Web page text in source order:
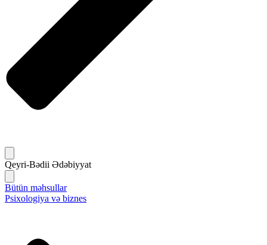
Qeyri-Bədii Ədəbiyyat
Bütün məhsullar
Psixologiya və biznes